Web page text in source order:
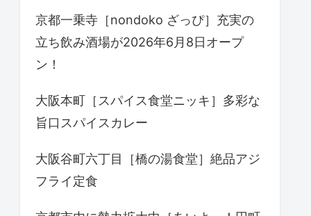
京都一乗寺［nondoko ざっぴ］充実の
立ち飲み酒場が2026年6月8日オープ
ン！
大阪本町［スパイス食堂ニッキ］多彩な
旨口スパイスカレー
大阪谷町六丁目［橋の湯食堂］絶品アジ
フライ定食